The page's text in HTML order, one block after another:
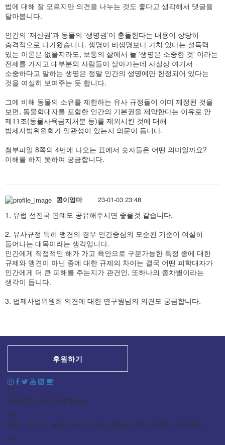
법에 대해 잘 모르지만 의견을 나누는 것도 좋다고 생각해서 댓글을
달아봅니다.
인간의 '재산권'과 동물의 '생명권'이 충돌한다는 내용이 상당히
충격적으로 다가왔습니다. 생명이 비생명보다 가치 있다는 설득력
있는 이론은 없을지라도, 보통의 삶에서 늘 '생명은 소중한 것' 이라는
전제를 가지고 대부분의 사람들이 살아가는데 사실상 여기서
소중하다고 말하는 생명은 정말 인간의 생명에만 한정되어 있다는
것을 여실히 보여주는 듯 합니다.
그에 비해 동물의 소유를 제한하는 유사 규정들이 이미 제정된 것을
보면, 동물학대자를 포함한 인간의 기본권을 제약한다는 이유로 안
제11조(동물사육금지처분 등)를 제외시킨 것에 대해
법제사법위원회가 일관성이 있는지 의문이 듭니다.
첨부파일 8쪽의 4번에 나오는 표에서 숫자들은 어떤 의미일까요?
이해를 하지 못하여 궁금합니다.
콩이엄마 23-01-03 23:48
1. 유럽 선진국 판례도 공유해주시면 좋을것 같습니다.
2. 유사규정 특히 맹견의 경우 인간중심의 모순된 기준이 여실히
들어나는 대목이라는 생각입니다.
인간에게 직접적인 해가 가고 육안으로 구분가능한 특정 종에 대한
규제와 맹견이 아닌 종에 대한 규제의 차이는 결국 어떤 피학대자가
인간에게 더 큰 피해를 주는지가 관건인, 또하나의 종차별이라는
생각이 듭니다.
3. 법제사법위원회 의견에 대한 연구원님의 의견도 궁금합니다.
후원하기
사단법인 동물권단체케어
주소: 경기도 용인시 수지구 광교중앙로 298, 903호 (우)16943